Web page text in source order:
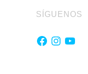
SÍGUENOS
Facebook
Instagram
YouTube